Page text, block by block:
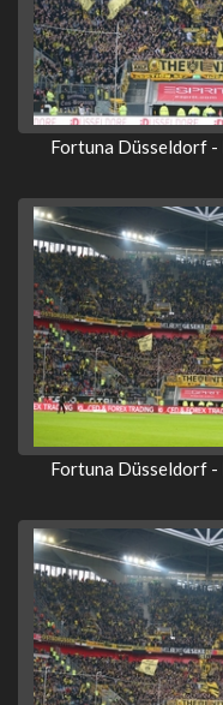
Fortuna Düsseldorf
Fortuna Düsseldorf